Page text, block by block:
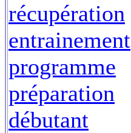
récupération
entrainement
programme
préparation
débutant